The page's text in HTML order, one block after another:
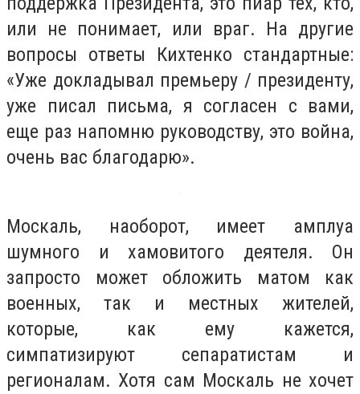
или не понимает, или враг. На другие
вопросы ответы Кихтенко стандартные:
«Уже докладывал премьеру / президенту,
уже писал письма, я согласен с вами,
еще раз напомню руководству, это война,
очень вас благодарю».
Москаль, наоборот, имеет амплуа
шумного и хамовитого деятеля. Он
запросто может обложить матом как
военных, так и местных жителей,
которые, как ему кажется,
симпатизируют сепаратистам и
регионалам. Хотя сам Москаль не хочет